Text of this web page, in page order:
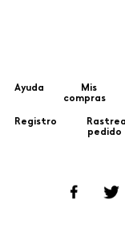
Ayuda
Mis
compras
Registro
pedido